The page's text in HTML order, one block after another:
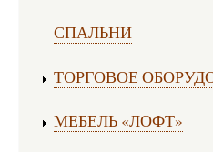
СПАЛЬНИ
ТОРГОВОЕ
МЕБЕЛЬ «ЛОФТ»